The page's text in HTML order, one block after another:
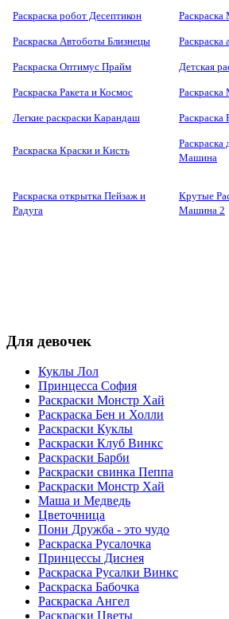
Раскраска робот Десептикон
Раскраска Автоботы Близнецы Раскраска
Раскраска Оптимус Прайм Детская
Раскраска Ракета и Космос Раскраска
Легкие раскраски Карандаш Раскраска
Раскраска Краски и Кисть
Раскраска
Машина
Раскраска открытка Пейзаж и
Радуга
Крутые
Машина 2
Для девочек
Куклы Лол
Принцесса София
Раскраски Монстр Хай
Раскраска Бен и Холли
Раскраски Куклы
Раскраски Клуб Винкс
Раскраски Барби
Раскраски свинка Пеппа
Раскраски Монстр Хай
Маша и Медведь
Цветочница
Пони Дружба - это чудо
Раскраска Русалочка
Принцессы Диснея
Раскраска Русалки Винкс
Раскраска Бабочка
Раскраска Ангел
Раскраски Цветы